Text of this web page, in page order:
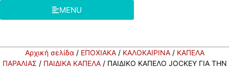
MENU
Αρχική σελίδα / ΕΠΟΧΙΑΚΑ/ ΚΑΛΟΚΑΙΡΙΝΑ/ ΚΑΠΕΛΑ
ΠΑΡΑΛΙΑΣ / ΠΑΙΔΙΚΑ ΚΑΠΕΛΑ/ ΠΑΙΔΙΚΟ ΚΑΠΕΛΟ JOCKEY ΓΙΑ ΤΗΝ